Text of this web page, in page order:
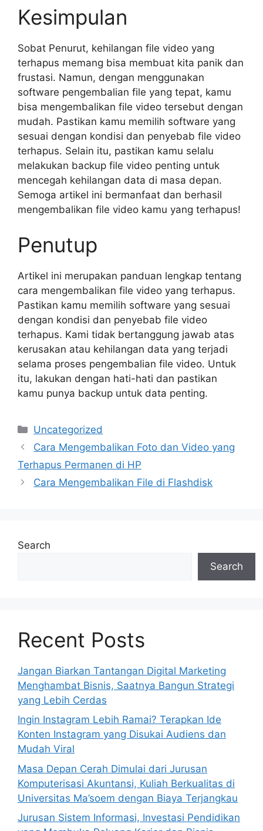
Kesimpulan
Sobat Penurut, kehilangan file video yang
terhapus memang bisa membuat kita panik dan
frustasi. Namun, dengan menggunakan
software pengembalian file yang tepat, kamu
bisa mengembalikan file video tersebut dengan
mudah. Pastikan kamu memilih software yang
sesuai dengan kondisi dan penyebab file video
terhapus. Selain itu, pastikan kamu selalu
melakukan backup file video penting untuk
mencegah kehilangan data di masa depan.
Semoga artikel ini bermanfaat dan berhasil
mengembalikan file video kamu yang terhapus!
Penutup
Artikel ini merupakan panduan lengkap tentang
cara mengembalikan file video yang terhapus.
Pastikan kamu memilih software yang sesuai
dengan kondisi dan penyebab file video
terhapus. Kami tidak bertanggung jawab atas
kerusakan atau kehilangan data yang terjadi
selama proses pengembalian file video. Untuk
itu, lakukan dengan hati-hati dan pastikan
kamu punya backup untuk data penting.
Categories
Uncategorized
Cara Mengembalikan Foto dan Video yang
Terhapus Permanen di HP
Cara Mengembalikan File di Flashdisk
Search
Search
Recent Posts
Jangan Biarkan Tantangan Digital Marketing
Menghambat Bisnis, Saatnya Bangun Strategi
yang Lebih Cerdas
Ingin Instagram Lebih Ramai? Terapkan Ide
Konten Instagram yang Disukai Audiens dan
Mudah Viral
Masa Depan Cerah Dimulai dari Jurusan
Komputerisasi Akuntansi, Kuliah Berkualitas di
Universitas Ma’soem dengan Biaya Terjangkau
Jurusan Sistem Informasi, Investasi Pendidikan